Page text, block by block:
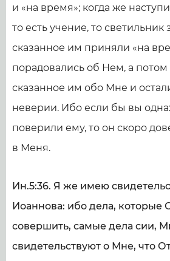
и «на время»; когда же
то есть учение, то светильник
сказанное им приняли «на
порадовались об Нем, а
сказанное им обо Мне и
неверии. Ибо если бы вы
поверили ему, то он скоро
в Меня.
Ин.5:36. Я же имею
Иоаннова: ибо дела, которые
совершить, самые дела сии,
свидетельствуют о Мне, что